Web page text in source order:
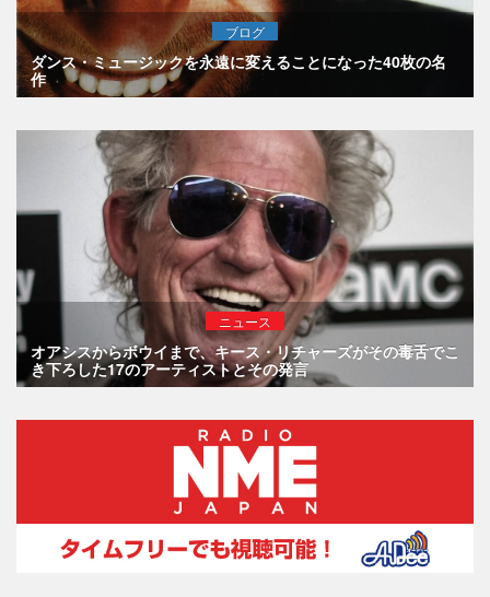
ブログ
ダンス・ミュージックを永遠に変えることになった40枚の名
作
ニュース
オアシスからボウイまで、キース・リチャーズがその毒舌でこ
き下ろした17のアーティストとその発言